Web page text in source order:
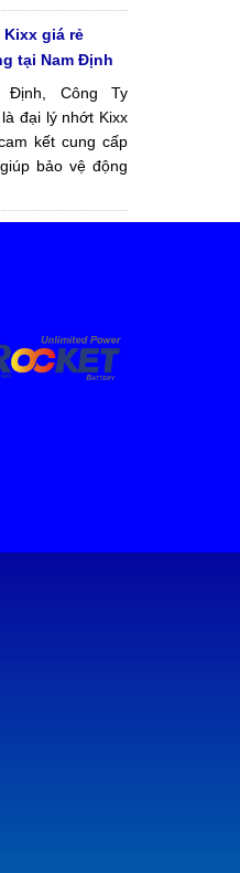
giá rẻ
tại Nam Định
Định, Công Ty
đại lý nhớt Kixx
kết cung cấp
bảo vệ động